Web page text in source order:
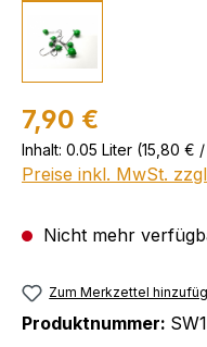
7,90 €
Inhalt: 0.05 Liter (15,80 € /
Preise inkl. MwSt.
Nicht mehr
Zum Merkzettel
Produktnummer: